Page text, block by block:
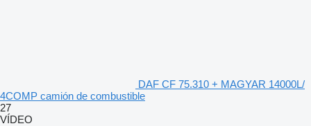
DAF CF 75.310 + MAGYAR 14000L/
4COMP camión de combustible
27
VÍDEO